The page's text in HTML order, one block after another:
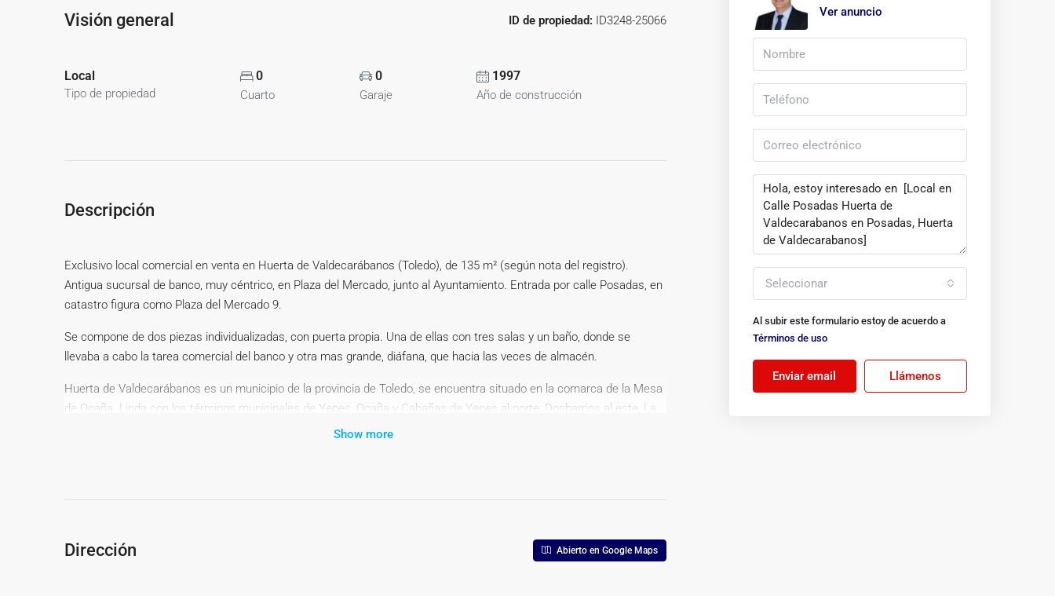
Visión general ID de propiedad: ID3248-25066
Local
Tipo de propiedad
0
Cuarto
0
Garaje
1997
Año de construcción
Descripción
Exclusivo local comercial en venta en Huerta de Valdecarábanos (Toledo), de 135 m² (según nota del registro).
Antigua sucursal de banco, muy céntrico, en Plaza del Mercado, junto al Ayuntamiento. Entrada por calle Posadas, en
catastro figura como Plaza del Mercado 9.
Se compone de dos piezas individualizadas, con puerta propia. Una de ellas con tres salas y un baño, donde se
llevaba a cabo la tarea comercial del banco y otra mas grande, diáfana, que hacia las veces de almacén.
Huerta de Valdecarábanos es un municipio de la provincia de Toledo, se encuentra situado en la comarca de la Mesa
de Ocaña. Linda con los términos municipales de Yepes, Ocaña y Cabañas de Yepes al norte, Dosbarrios al este, La
Guardia, Villanueva de Bogas y Mora al sur, y Villamuelas y Villasequilla al oeste. Tiene una población de 1.760
minutos de Aranjuez en coche y a 50 minutos de Madrid. A 17 km de Ocaña.
para el comprador. A título orientativo, se informa que en segundas transmisiones el ITP con carácter general en la
Show more
Dirección Abierto en Google Maps
Ver anuncio
Seleccionar
Al subir este formulario estoy de acuerdo a
Términos de uso
Enviar email Llámenos